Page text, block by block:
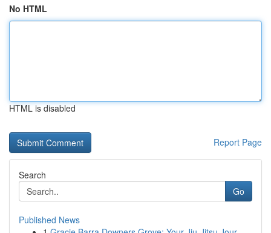
No HTML
HTML is disabled
Report Page
Search
Go
Published News